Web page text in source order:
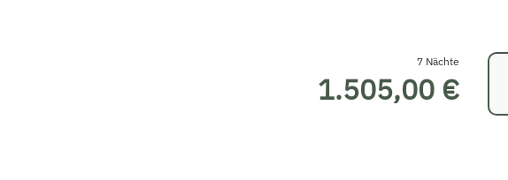
7 Nächte
1.505,00 €